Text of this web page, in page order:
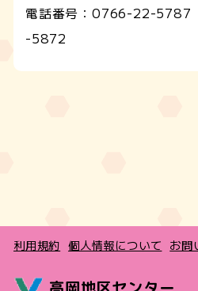
電話番号： 0766-22-5787
-5872
利用規約 個人情報について お問